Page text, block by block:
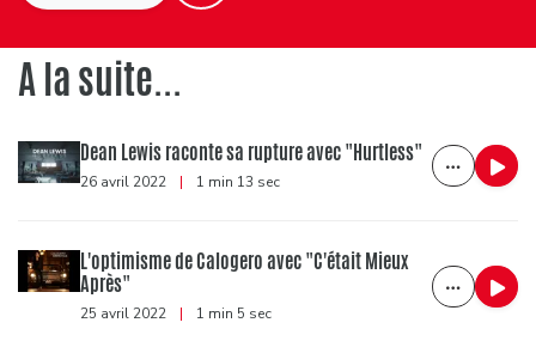
A la suite...
Dean Lewis raconte sa rupture avec "Hurtless"
26 avril 2022 | 1 min 13 sec
L'optimisme de Calogero avec "C'était Mieux
Après"
25 avril 2022 | 1 min 5 sec